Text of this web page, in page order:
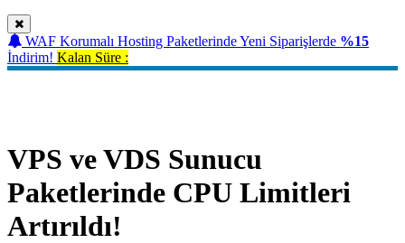
WAF Korumalı Hosting Paketlerinde Yeni Siparişlerde %15
İndirim! Kalan Süre :
VPS ve VDS Sunucu
Paketlerinde CPU Limitleri
Artırıldı!